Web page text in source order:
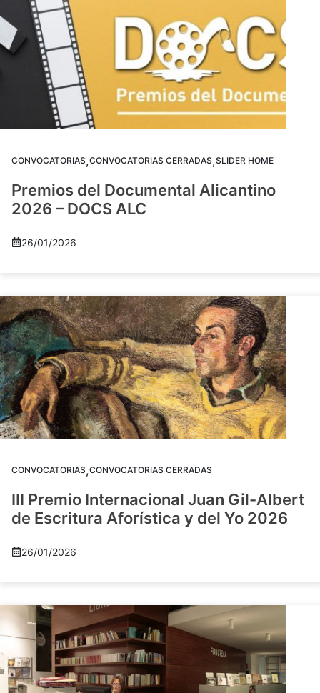
CONVOCATORIAS,CONVOCATORIAS CERRADAS,SLIDER HOME
Premios del Documental Alicantino
2026 – DOCS ALC
26/01/2026
CONVOCATORIAS,CONVOCATORIAS CERRADAS
III Premio Internacional Juan Gil-Albert
de Escritura Aforística y del Yo 2026
26/01/2026